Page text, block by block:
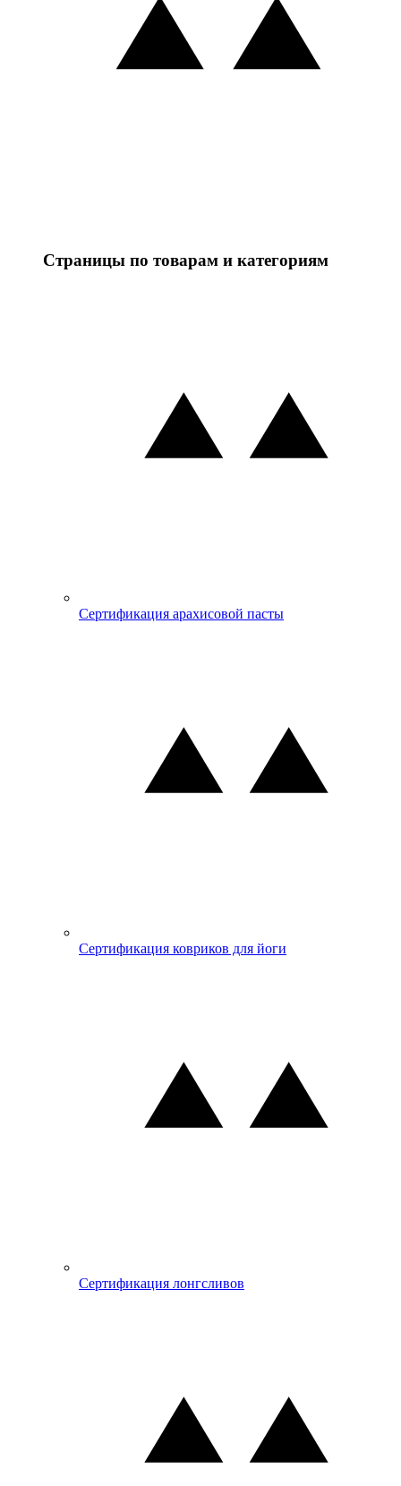
Страницы по товарам и категориям
Сертификация арахисовой пасты
Сертификация ковриков для йоги
Сертификация лонгсливов